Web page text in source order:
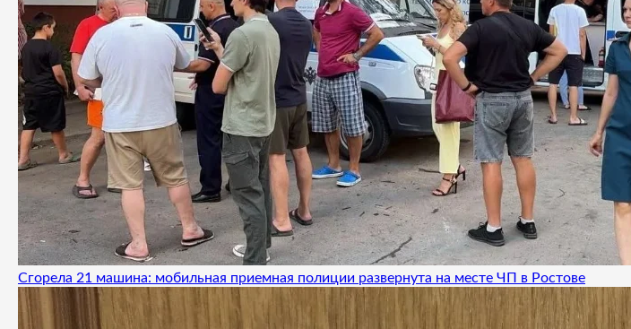
Сгорела 21 машина: мобильная приемная полиции развернута на месте ЧП в Ростове